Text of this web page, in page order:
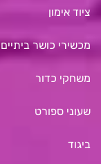
ציוד אימון
מכשירי כושר ביתיים
משחקי כדור
שעוני ספורט
ביגוד